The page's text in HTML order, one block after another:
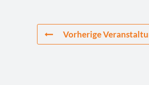
Vorherige